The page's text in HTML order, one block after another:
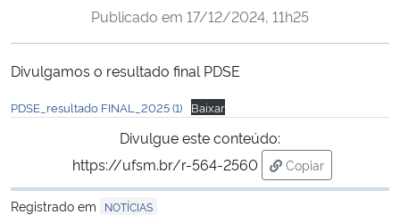
Ministério da Cidadania
Ministério de Minas e Energia
Ministério da Ciência, Tecnologia, Inovações e Comunicações
Ministério do Meio Ambiente
Publicado em 17/12/2024, 11h25
Divulgamos o resultado final PDSE
PDSE_resultado FINAL_2025 (1) Baixar
Divulgue este conteúdo:
https://ufsm.br/r-564-2560
Copiar
para área de
Registrado em
NOTÍCIAS